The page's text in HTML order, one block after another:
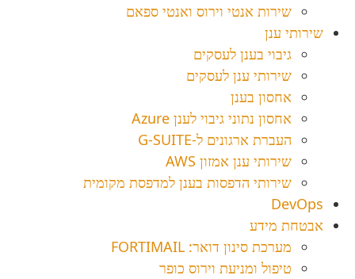
שירות אנטי וירוס ואנטי ספאם
שירותי ענן
גיבוי בענן לעסקים
שירותי ענן לעסקים
אחסון בענן
אחסון נתוני גיבוי לענן Azure
העברת ארגונים ל-G-SUITE
שירותי ענן אמזון AWS
שירותי הדפסות בענן למדפסת מקומית
DevOps
אבטחת מידע
מערכת סינון דואר: FORTIMAIL
טיפול ומניעת וירוס כופר